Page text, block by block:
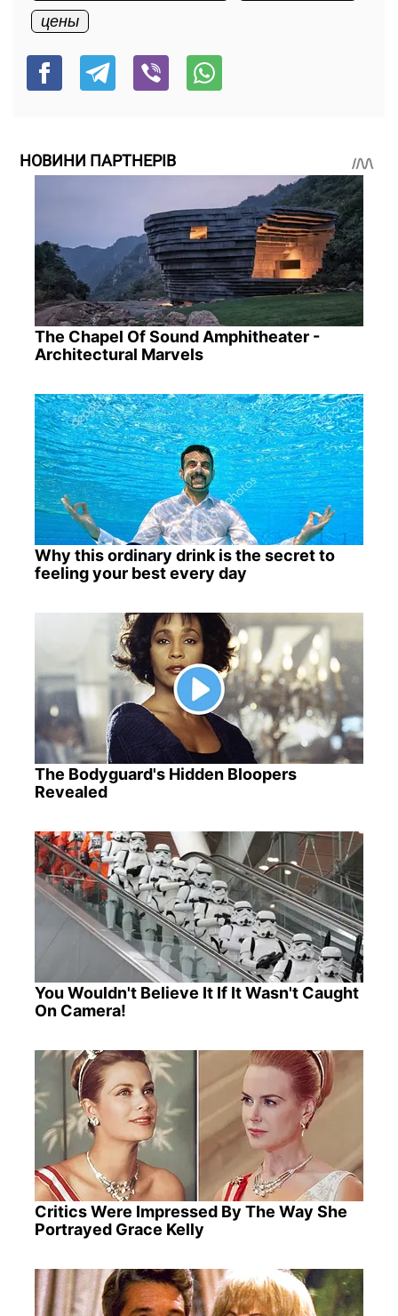
цены
НОВИНИ ПАРТНЕРІВ
The Chapel Of Sound Amphitheater -
Architectural Marvels
Why this ordinary drink is the secret to
feeling your best every day
The Bodyguard's Hidden Bloopers
Revealed
You Wouldn't Believe It If It Wasn't Caught
On Camera!
Critics Were Impressed By The Way She
Portrayed Grace Kelly